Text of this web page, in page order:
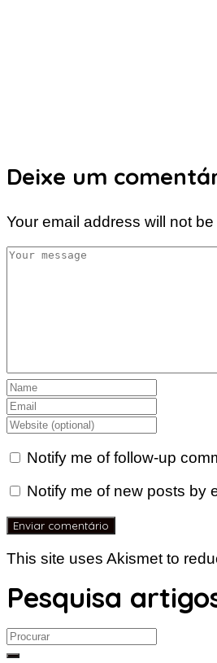
Deixe um
Your email address will not
Notify me of follow-up
Notify me of new posts by
This site uses Akismet to
Pesquisa
Search
for: